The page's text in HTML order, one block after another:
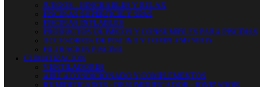
JUEGOS - HINCHABLES Y RELAX
PISCINAS SUPERFICIE Y SPAS
PISCINAS INFLABLES
PRODUCTOS QUIMICOS Y CONSUMIBLES PARA PISCINAS
ACCESORIOS DE PISCINA Y COMPLEMENTOS
FILTRACION PISCINA
CLIMATIZACION
VENTILADORES
AIRE ACONDICIONADO Y COMPLEMENTOS
HUMIDIFICADOR - DESUMIDIFICADOR - IONIZADOR